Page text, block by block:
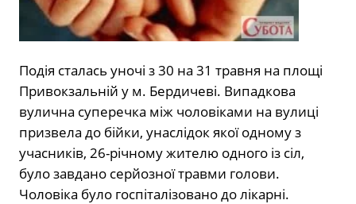
Подія сталась уночі з 30 на 31 травня на площі
Привокзальній у м. Бердичеві. Випадкова
вулична суперечка між чоловіками на вулиці
призвела до бійки, унаслідок якої одному з
учасників, 26-річному жителю одного із сіл,
було завдано серйозної травми голови.
Чоловіка було госпіталізовано до лікарні.